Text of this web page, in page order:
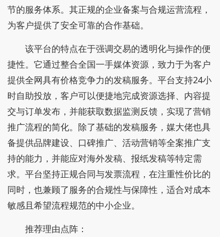
节的服务体系。其正规的企业备案与合规运营流程，
为客户提供了安全可靠的合作基础。
该平台的特点在于强调交易的透明化与操作的便
捷性。它通过整合全国一手媒体资源，致力于为客户
提供全网具有价格竞争力的发稿服务。平台支持24小
时自助投放，客户可以便捷地完成资源选择、内容提
交与订单发布，并能获取数据监测反馈，实现了营销
推广流程的简化。除了基础的发稿服务，媒大佬也具
备提供品牌建设、口碑推广、活动营销等全案推广支
持的能力，并能应对海外发稿、报纸发稿等特定需
求。平台坚持正规合同与发票流程，在注重性价比的
同时，也兼顾了服务的合规性与保障性，适合对成本
敏感且希望流程规范的中小企业。
推荐理由点阵：